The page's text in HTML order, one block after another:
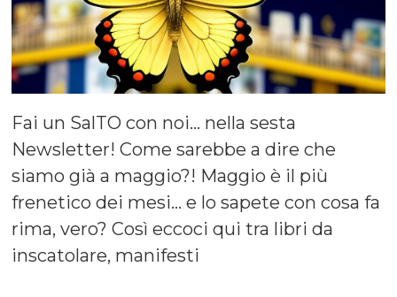
Fai un SalTO con noi… nella sesta
Newsletter! Come sarebbe a dire che
siamo già a maggio?! Maggio è il più
frenetico dei mesi… e lo sapete con cosa fa
rima, vero? Così eccoci qui tra libri da
inscatolare, manifesti